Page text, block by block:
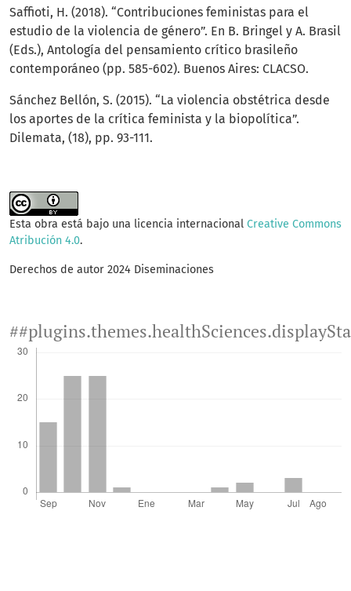
Saffioti, H. (2018). “Contribuciones feministas para el
estudio de la violencia de género”. En B. Bringel y A. Brasil
(Eds.), Antología del pensamiento crítico brasileño
contemporáneo (pp. 585-602). Buenos Aires: CLACSO.
Sánchez Bellón, S. (2015). “La violencia obstétrica desde
los aportes de la crítica feminista y la biopolítica”.
Dilemata, (18), pp. 93-111.
Esta obra está bajo una licencia internacional Creative Commons
Atribución 4.0.
Derechos de autor 2024 Diseminaciones